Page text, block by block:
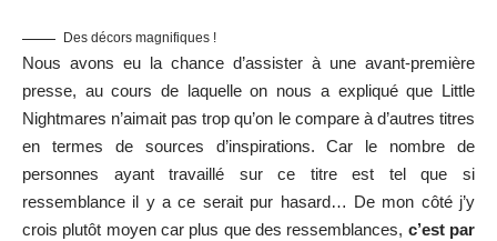
Des décors magnifiques !
Nous avons eu la chance d’assister à une avant-première
presse, au cours de laquelle on nous a expliqué que Little
Nightmares n’aimait pas trop qu’on le compare à d’autres titres
en termes de sources d’inspirations. Car le nombre de
personnes ayant travaillé sur ce titre est tel que si
ressemblance il y a ce serait pur hasard… De mon côté j’y
crois plutôt moyen car plus que des ressemblances, c’est par